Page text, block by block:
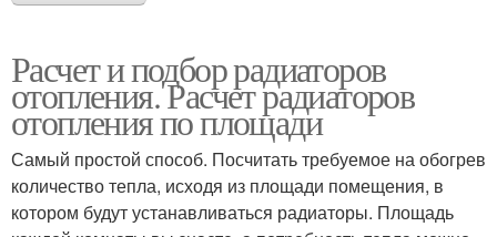
Расчет и подбор радиаторов
отопления. Расчет радиаторов
отопления по площади
Самый простой способ. Посчитать требуемое на обогрев
количество тепла, исходя из площади помещения, в
котором будут устанавливаться радиаторы. Площадь